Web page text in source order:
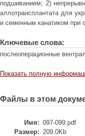
подшиванием; 2)
аллотрансплантата для
и семенным канатиком при
Ключевые слова:
послеоперационные
Показать полную
Файлы в этом
Имя: 097-099.pdf
Размер: 209.0Kb